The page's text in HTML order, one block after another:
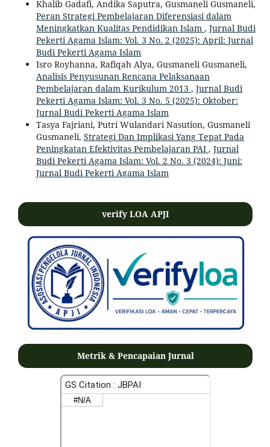
Khalib Gadafi, Andika Saputra, Gusmaneli Gusmaneli,
Peran Strategi Pembelajaran Diferensiasi dalam
Meningkatkan Kualitas Pendidikan Islam , Jurnal Budi
Pekerti Agama Islam: Vol. 3 No. 2 (2025): April: Jurnal
Budi Pekerti Agama Islam
Isro Royhanna, Rafiqah Alya, Gusmaneli Gusmaneli,
Analisis Penyusunan Rencana Pelaksanaan
Pembelajaran dalam Kurikulum 2013 , Jurnal Budi
Pekerti Agama Islam: Vol. 3 No. 5 (2025): Oktober:
Jurnal Budi Pekerti Agama Islam
Tasya Fajriani, Putri Wulandari Nasution, Gusmaneli
Gusmaneli, Strategi Dan Implikasi Yang Tepat Pada
Peningkatan Efektivitas Pembelajaran PAI , Jurnal
Budi Pekerti Agama Islam: Vol. 2 No. 3 (2024): Juni:
Jurnal Budi Pekerti Agama Islam
verify LOA APJI
Metrik & Pencapaian Jurnal